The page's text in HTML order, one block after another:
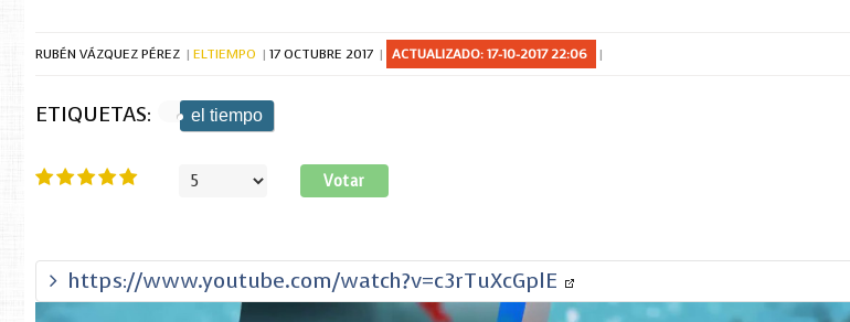
RUBÉN VÁZQUEZ PÉREZ ELTIEMPO 17 OCTUBRE 2017 ACTUALIZADO: 17-10-2017 22:06
ETIQUETAS: el tiempo
Ratio:5/5
Por
https://www.youtube.com/watch?v=c3rTuXcGplE